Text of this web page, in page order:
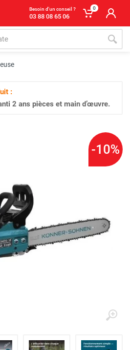
Besoin d'un conseil ?
03 88 08 65 06
0
:
2 ans pièces et main d’œuvre.
-10%